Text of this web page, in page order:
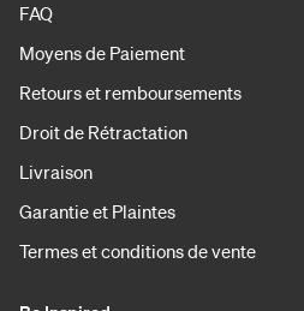
FAQ
Moyens de Paiement
Retours et remboursements
Droit de Rétractation
Livraison
Garantie et Plaintes
Termes et conditions de vente